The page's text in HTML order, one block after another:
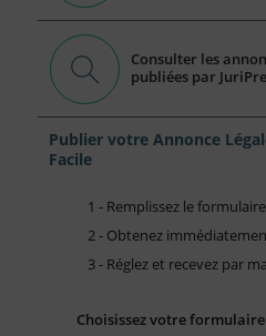
Consulter les
publiées par
Publier votre Annonce
Facile
1 - Remplissez le formulaire
2 - Obtenez
3 - Réglez et recevez par
Choisissez votre